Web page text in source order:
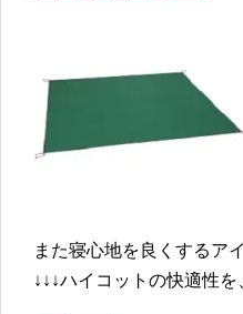
また寝心地を良くするア
↓↓↓ハイコットの快適性